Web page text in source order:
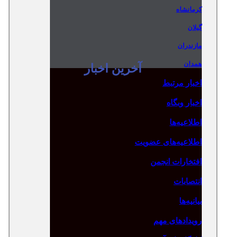
کرمانشاه
گیلان
مازندران
همدان
اخبار مرتبط
اخبار وبگاه
اطلاعیه‌ها
اطلاعیه‌های عضویت
افتخارات انجمن
انتصابات
بیانیه‌ها
رویدادهای مهم
آخرین اخبار